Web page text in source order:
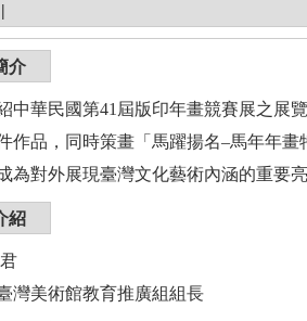
|
介
中華民國第41屆版印年畫競賽展之展
作品，同時策畫「馬躍揚名–馬年年
為對外展現臺灣文化藝術內涵的重要亮
紹
灣美術館教育推廣組組長